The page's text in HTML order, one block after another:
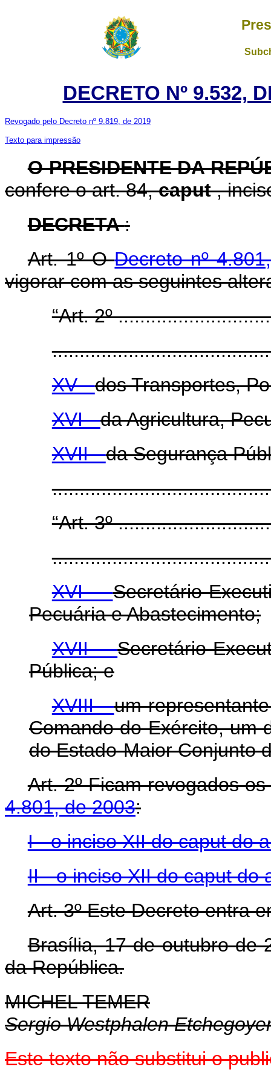
DECRETO Nº 9.532,
Revogado pelo Decreto nº 9.819, de 2019
Texto para impressão
O PRESIDENTE DA
confere o art. 84,caput,
DECRETA:
Art. 1º ODecreto nº
vigorar com as seguintes
“Art. 2º
XV -dos Transportes,
XVI -da Agricultura,
XVII -da Segurança
“Art. 3º
XVI -Secretário-
Pecuária e Abastecimento;
XVII -Secretário-
Pública; e
XVIII -um
Comando do Exército, um
do Estado-Maior Conjunto
Art. 2º Ficam revogados
4.801, de 2003:
I - o inciso XII do caput do
II - o inciso XII do caput do
Art. 3º Este Decreto entra
Brasília, 17 de outubro de
da República.
MICHEL TEMER
Sergio Westphalen
Este texto não substitui o